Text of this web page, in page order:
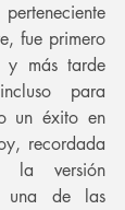
fue primero
y más tarde
para
un éxito en
recordada
la versión
una de las